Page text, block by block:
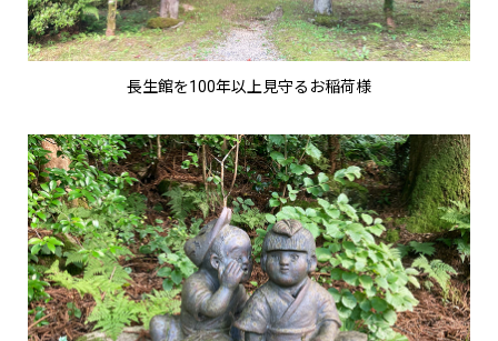
長生館を100年以上見守るお稲荷様